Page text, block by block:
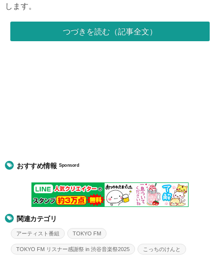
します。
つづきを読む（記事全文）
おすすめ情報Sponsord
関連カテゴリ
アーティスト番組 TOKYO FM
TOKYO FM リスナー感謝祭 in 渋谷音楽祭2025 こっちのけんと